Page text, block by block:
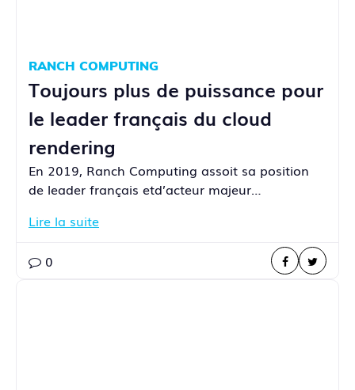
RANCH COMPUTING
Toujours plus de puissance pour
le leader français du cloud
rendering
En 2019, Ranch Computing assoit sa position
de leader français etd’acteur majeur…
Lire la suite
0